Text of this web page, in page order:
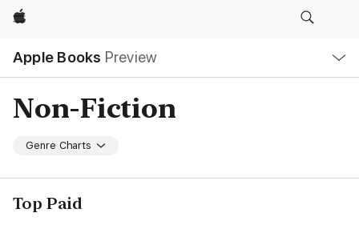
Apple
Apple Books Preview
Nav
Open
Menu
Non-Fiction
Genre Charts
Top Paid